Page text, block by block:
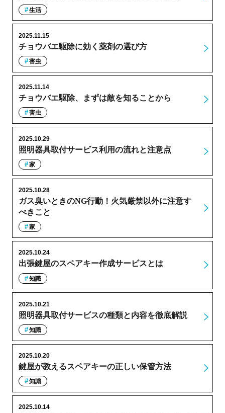
生活
チョウバエ駆除に効く薬剤の選び方
2025.11.15
害虫
チョウバエ駆除、まずは敵を知ることから
2025.11.14
害虫
照明器具取付サービス利用の流れと注意点
2025.10.29
家
ガス臭いときのNG行動！火気厳禁以外に注意す
べきこと
2025.10.28
家
出張鍵屋のスペアキー作成サービスとは
2025.10.24
知識
照明器具取付サービスの種類と内容を徹底解説
2025.10.21
知識
鍵屋が教えるスペアキーの正しい保管方法
2025.10.20
知識
2025.10.14